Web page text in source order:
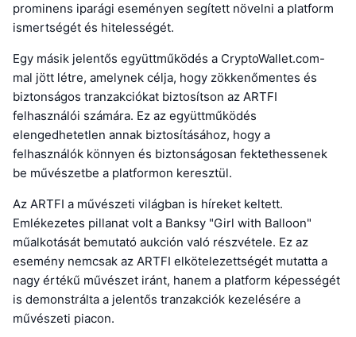
prominens iparági eseményen segített növelni a platform
ismertségét és hitelességét.
Egy másik jelentős együttműködés a CryptoWallet.com-
mal jött létre, amelynek célja, hogy zökkenőmentes és
biztonságos tranzakciókat biztosítson az ARTFI
felhasználói számára. Ez az együttműködés
elengedhetetlen annak biztosításához, hogy a
felhasználók könnyen és biztonságosan fektethessenek
be művészetbe a platformon keresztül.
Az ARTFI a művészeti világban is híreket keltett.
Emlékezetes pillanat volt a Banksy "Girl with Balloon"
műalkotását bemutató aukción való részvétele. Ez az
esemény nemcsak az ARTFI elkötelezettségét mutatta a
nagy értékű művészet iránt, hanem a platform képességét
is demonstrálta a jelentős tranzakciók kezelésére a
művészeti piacon.